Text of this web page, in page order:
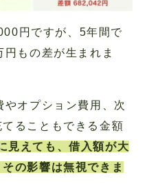
円ですが、5年間で
もの差が生まれま
オプション費用、次
ることもできる金額
見えても、借入額が大
の影響は無視できま